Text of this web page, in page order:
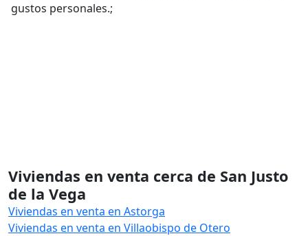
gustos personales.;
Viviendas en venta cerca de San Justo
de la Vega
Viviendas en venta en Astorga
Viviendas en venta en Villaobispo de Otero